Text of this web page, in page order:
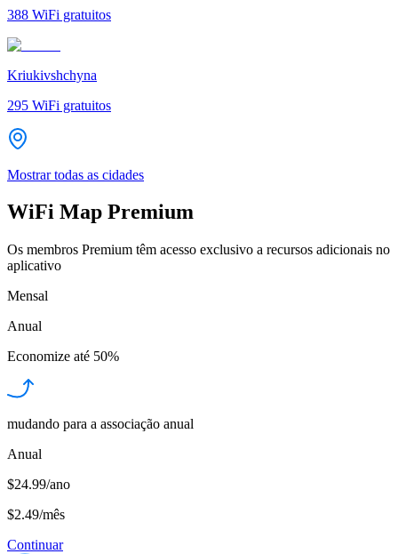
388 WiFi gratuitos
Kriukivshchyna
295 WiFi gratuitos
Mostrar todas as cidades
WiFi Map Premium
Os membros Premium têm acesso exclusivo a recursos adicionais no
aplicativo
Mensal
Anual
Economize até 50%
mudando para a associação anual
Anual
$24.99/ano
$2.49/mês
Continuar